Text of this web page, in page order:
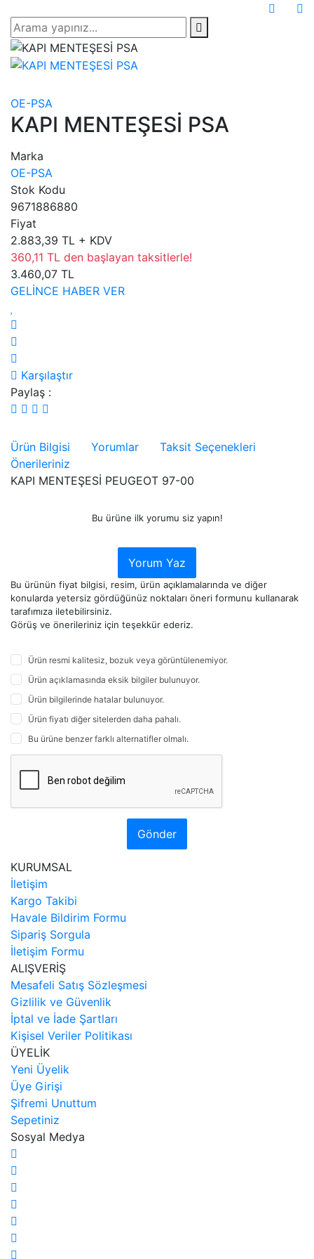
OE-PSA
KAPI MENTEŞESİ PSA
Marka
OE-PSA
Stok Kodu
9671886880
Fiyat
2.883,39 TL + KDV
360,11 TL den başlayan taksitlerle!
3.460,07 TL
GELİNCE HABER VER
Karşılaştır
Paylaş :
Ürün Bilgisi Yorumlar
Taksit Seçenekleri
Önerileriniz
KAPI MENTEŞESİ PEUGEOT 97-00
Bu ürüne ilk yorumu siz yapın!
Yorum Yaz
Bu ürünün fiyat bilgisi, resim, ürün açıklamalarında ve diğer
konularda yetersiz gördüğünüz noktaları öneri formunu kullanarak
tarafımıza iletebilirsiniz.
Görüş ve önerileriniz için teşekkür ederiz.
Ürün resmi kalitesiz, bozuk veya görüntülenemiyor.
Ürün açıklamasında eksik bilgiler bulunuyor.
Ürün bilgilerinde hatalar bulunuyor.
Ürün fiyatı diğer sitelerden daha pahalı.
Bu ürüne benzer farklı alternatifler olmalı.
Gönder
KURUMSAL
İletişim
Kargo Takibi
Havale Bildirim Formu
Sipariş Sorgula
İletişim Formu
ALIŞVERİŞ
Mesafeli Satış Sözleşmesi
Gizlilik ve Güvenlik
İptal ve İade Şartları
Kişisel Veriler Politikası
ÜYELİK
Yeni Üyelik
Üye Girişi
Şifremi Unuttum
Sepetiniz
Sosyal Medya